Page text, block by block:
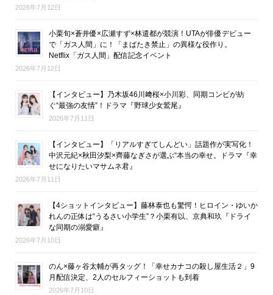
2026年7月12日
小栗旬×蒼井優×広瀬すず×林遣都が競演！UTAが俳優デビュー
で「ガス人間」に！「まばたき禁止」の異様な役作り。
Netflix「ガス人間」配信記念イベント
2026年7月12日
【インタビュー】乃木坂46川﨑桜×小川彩、同期コンビが紡
ぐ“最強の友情”！ドラマ『野球少女鷲尾』
2026年7月11日
【インタビュー】「リアルすぎてしんどい」話題作が実写化！
中沢元紀×秋田汐梨×齊藤なぎさが選ぶ“本当の幸せ。ドラマ『幸
せになりたいマサムネ君』
2026年7月11日
【4ショットインタビュー】藤林泰也も驚愕！ヒロイン・ゆいか
れんの正体は“うるさい小学生”？小栗有以、京典和玖『ドライ
な同期の溺愛癖』
2026年7月10日
のん×藤ヶ谷太輔が再タッグ！「幸せカナコの殺し屋生活２」9
月配信決定、2人のセルフィーショットも到着
2026年7月10日